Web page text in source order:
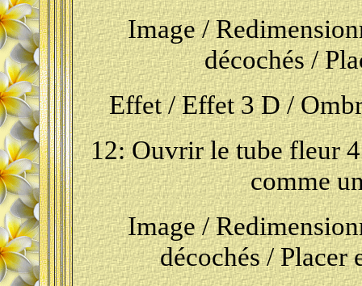
Image /
décochés /
Effet / Effet 3 D /
12: Ouvrir le tube fleur
comme
Image /
décochés /Placer